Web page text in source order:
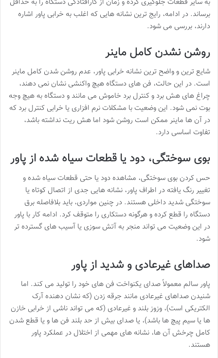
برساند. در ادامه، رایج ترین نشانه هایی که اغلب به خرابی پاور اشاره
دارند، بررسی می شود.
روشن نشدن کامل ماینر
شایع ترین و واضح ترین نشانه خرابی پاور، عدم روشن شدن کامل ماینر
است. در این حالت، فن های دستگاه هیچ واکنشی نشان نمی دهند،
چراغ های هش برد و کنترل برد خاموش می مانند و دستگاه به هیچ وجه
بوت نمی شود. این وضعیت با مشکلات نرم افزاری یا خرابی کنترل برد که
در آن ها ماینر ممکن است روشن شود اما هش ریت نداشته باشد،
تفاوت اساسی دارد.
بوی سوختگی، دود یا قطعات سیاه شده از پاور
حس کردن بوی سوختگی، مشاهده دود یا حتی قطعات سیاه شده و
تغییر رنگ یافته در اطراف پاور، نشانه هایی جدی از اتصال کوتاه یا
سوختگی شدید داخلی هستند. در چنین مواردی، باید بلافاصله برق
دستگاه را قطع کرده و هرگونه دستکاری را متوقف کرد. ادامه کار با پاور
در این وضعیت می تواند منجر به آتش سوزی یا آسیب های گسترده تر
شود.
صداهای غیرعادی و شدید از پاور
پاور سالم معمولاً صدای یکنواخت فن های خود را تولید می کند. اما
شنیدن صداهای غیرعادی مانند جرقه زدن (که نشان دهنده آرک
الکتریکی است)، وزوز بلند و غیرعادی (که می تواند ناشی از خرابی خازن
ها یا سیم پیچ ها باشد)، یا صدای بیش از حد بلند فن ها و یا قطع شدن
کامل چرخش آن ها، نشانه های مهمی از اختلال در عملکرد پاور
هستند.